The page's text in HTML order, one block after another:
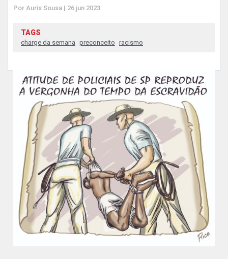
Por Auris Sousa | 26 jun 2023
TAGS
charge da semana preconceito racismo